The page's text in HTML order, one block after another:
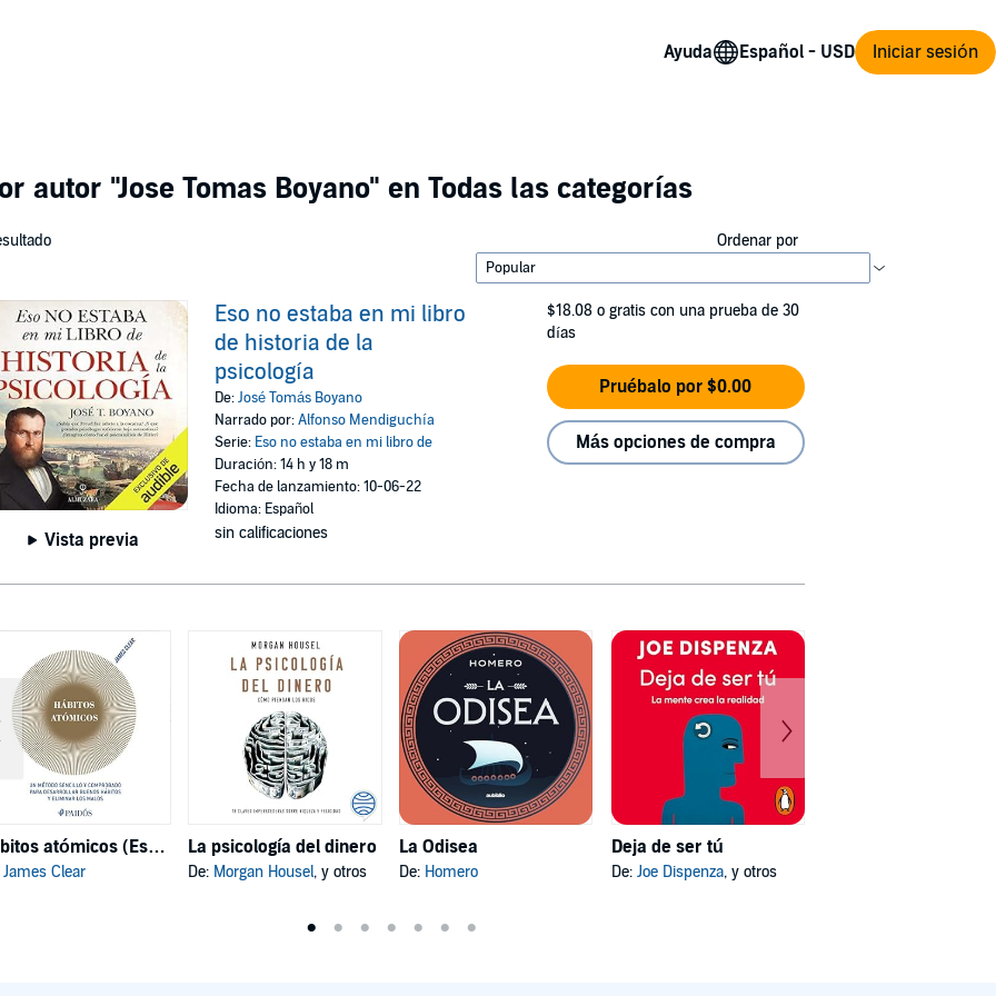
Ayuda Iniciar sesión
autor "Jose Tomas Boyano" en Todas las categorías
Ordenar por
Vista previa
Eso no estaba en mi libro
de historia de la
psicología
De:José Tomás Boyano
Narrado por:Alfonso Mendiguchía
Serie: Eso no estaba en mi libro de
Duración: 14 h y 18 m
Fecha de lanzamiento: 10-06-22
Idioma: Español
sin calificaciones
$18.08 o gratis con una prueba de 30
días
Pruébalo por $0.00
Más opciones de compra
Hábitos atómicos (Español neutro)
James Clear
La psicología del dinero
De: Morgan Housel, y otros
La Odisea
De: Homero
Deja de ser tú
De: Joe Dispenza, y otros